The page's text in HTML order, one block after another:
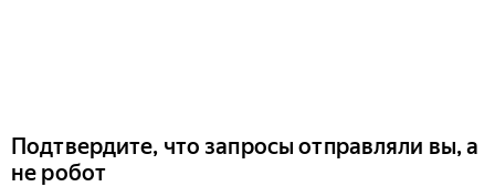
Подтвердите, что запросы отправляли вы, а
не робот